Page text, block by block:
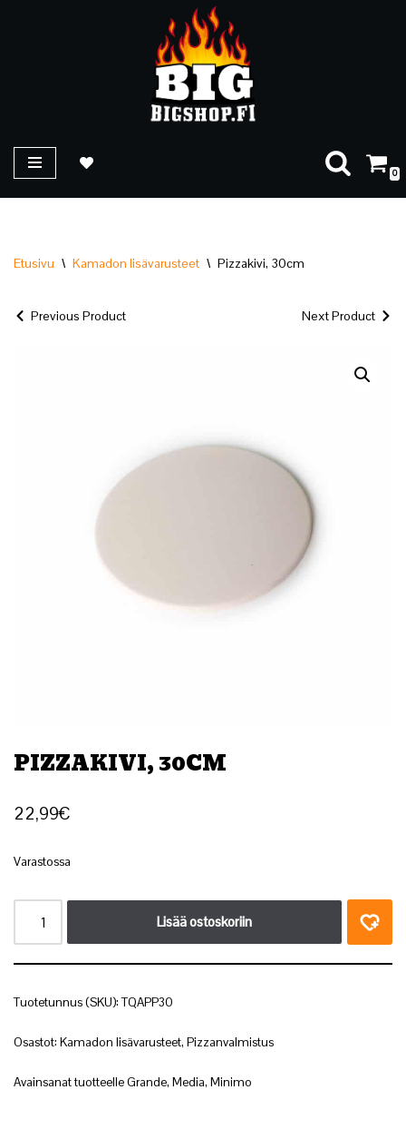
0
Etusivu \ Kamadon lisävarusteet \ Pizzakivi, 30cm
Previous Product Next Product
PIZZAKIVI, 30CM
22,99€
Varastossa
Lisää ostoskoriin
Tuotetunnus (SKU):TQAPP30
Osastot: Kamadon lisävarusteet, Pizzanvalmistus
Avainsanat tuotteelleGrande, Media, Minimo